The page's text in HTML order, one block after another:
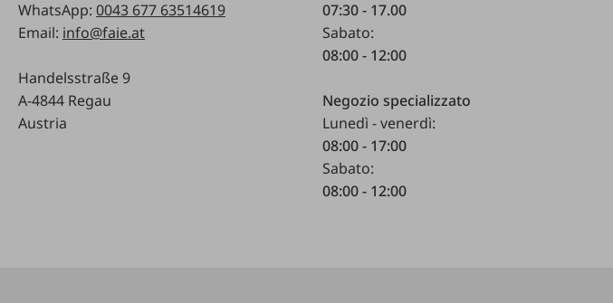
WhatsApp: 0043 677 63514619
Email: info@faie.at
Handelsstraße 9
A-4844 Regau
Austria
07:30 - 17.00
Sabato:
08:00 - 12:00
Negozio specializzato
Lunedì - venerdì:
08:00 - 17:00
Sabato:
08:00 - 12:00